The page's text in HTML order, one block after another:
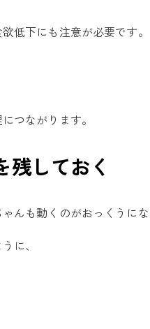
低下にも注意が必要です。
つながります。
しておく
んも動くのがおっくうにな
に、